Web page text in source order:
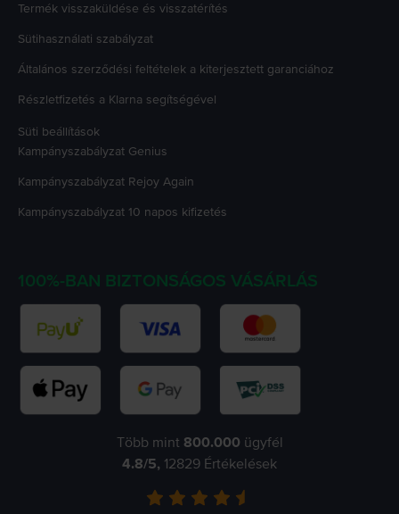
Termék visszaküldése és visszatérítés
Sütihasználati szabályzat
Általános szerződési feltételek a kiterjesztett garanciához
Részletfizetés a Klarna segítségével
Süti beállítások
Kampányszabályzat Genius
Kampányszabályzat Rejoy Again
Kampányszabályzat 10 napos kifizetés
100%-BAN BIZTONSÁGOS VÁSÁRLÁS
Több mint 800.000 ügyfél
4.8/5, 12829 Értékelések